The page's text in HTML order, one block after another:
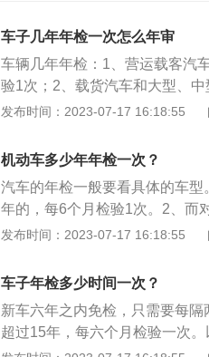
车子几年年检一次怎么年审
车辆几年年检：1、营运载客汽
验1次；2、载货汽车和大型、
0年的，每6个月检验1次；3、
1、准备强制保险单副本、车辆
件；2、确保没有违章记录，如
洗干净，准备三角警示架，确
照灯都能正常点亮，还有雨刷
等待检测；5、将车子交给检测
每个已经取得正式号牌和行驶证
给车辆做体检。
发布时间：2023-07-17 16:18:55
机动车多少年年检一次？
汽车的年检一般要看具体的车
年的，每6个月检验1次。2、而
以内每年检验1次，超过十年，
次；超过4年的，每年检验1次
发布时间：2023-07-17 16:18:55
车子年检多少时间一次？
新车六年之内免检，只需要每隔
超过15年，每六个月检验一次